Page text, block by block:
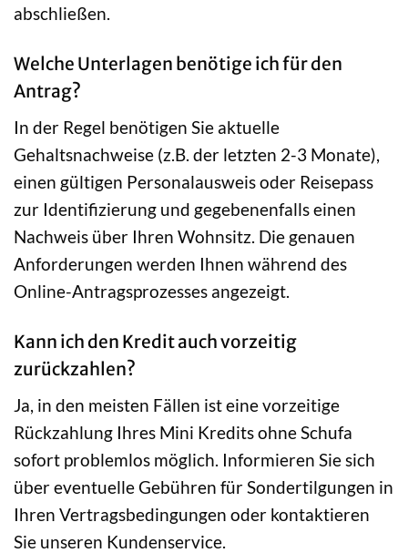
abschließen.
Welche Unterlagen benötige ich für den
Antrag?
In der Regel benötigen Sie aktuelle
Gehaltsnachweise (z.B. der letzten 2-3 Monate),
einen gültigen Personalausweis oder Reisepass
zur Identifizierung und gegebenenfalls einen
Nachweis über Ihren Wohnsitz. Die genauen
Anforderungen werden Ihnen während des
Online-Antragsprozesses angezeigt.
Kann ich den Kredit auch vorzeitig
zurückzahlen?
Ja, in den meisten Fällen ist eine vorzeitige
Rückzahlung Ihres Mini Kredits ohne Schufa
sofort problemlos möglich. Informieren Sie sich
über eventuelle Gebühren für Sondertilgungen in
Ihren Vertragsbedingungen oder kontaktieren
Sie unseren Kundenservice.